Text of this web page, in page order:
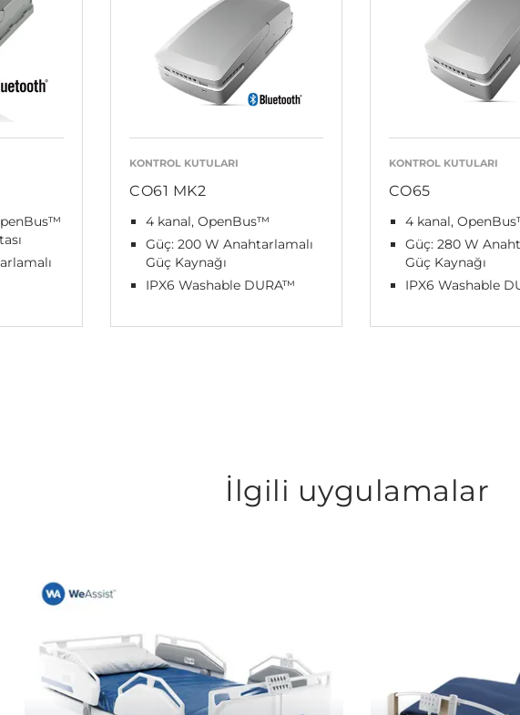
KONTROL KUTULARI
CO61 MK2
4 kanal, OpenBus™
Güç: 200 W Anahtarlamalı
Güç Kaynağı
IPX6 Washable DURA™
KONTROL KUTULARI
CO65
4 kanal,
Güç: 280 W
Güç Kaynağı
IPX6 Washable
İlgili uygulamalar